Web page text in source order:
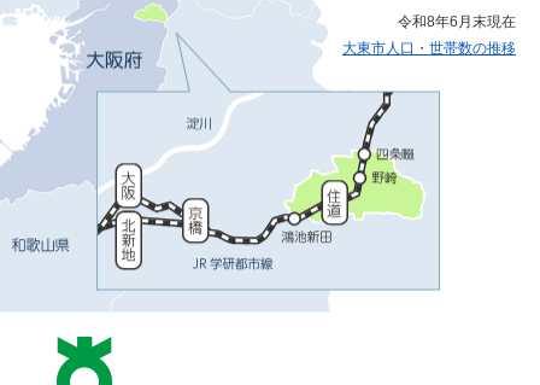
令和8年6月末現在
大東市人口・世帯数の推移